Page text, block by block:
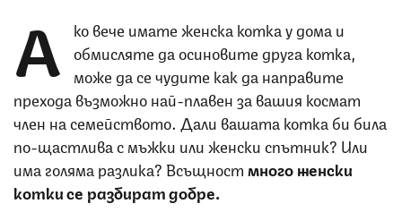
А
ко вече имате женска котка у дома и
обмисляте да осиновите друга котка,
може да се чудите как да направите
прехода възможно най-плавен за вашия космат
член на семейството. Дали вашата котка би била
по-щастлива с мъжки или женски спътник? Или
има голяма разлика? Всъщностмного женски
котки се разбират добре.